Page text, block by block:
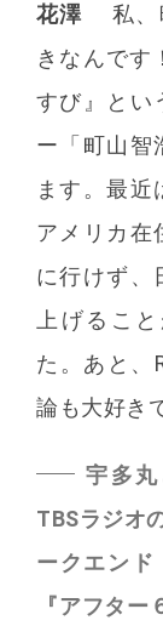
花澤
私
きなんです
すび』とい
ー「町山智
ます。最近
アメリカ在
に行けず、
上げるこ
た。あと、
論も大好き
宇多
TBSラジオ
ークエンド
『アフタ